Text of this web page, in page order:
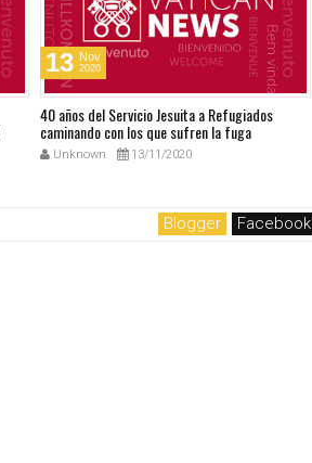
13 Nov
2020
40 años del Servicio Jesuita a Refugiados
caminando con los que sufren la fuga
Unknown 13/11/2020
Blogger Facebook